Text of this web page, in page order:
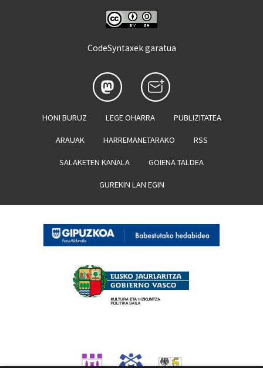
CodeSyntaxek garatua
HONI BURUZ LEGE OHARRA PUBLIZITATEA
ARAUAK HARREMANETARAKO RSS
SALAKETEN KANALA GOIENA TALDEA
GUREKIN LAN EGIN